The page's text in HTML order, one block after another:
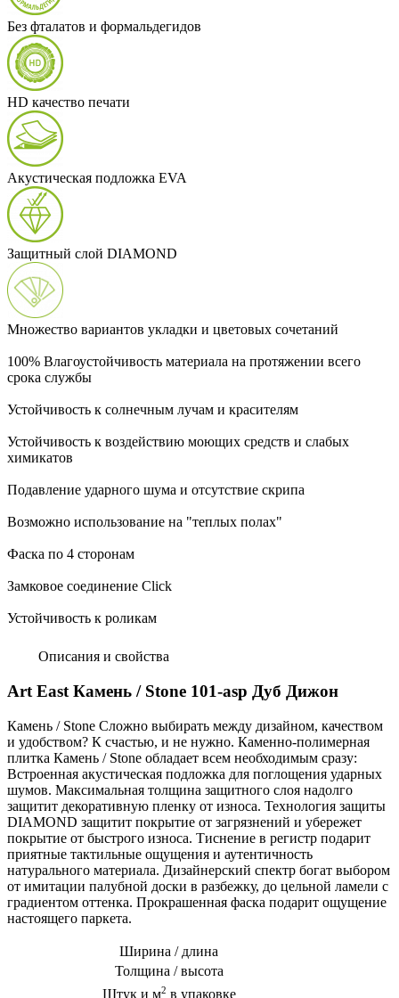
Без фталатов и формальдегидов
HD качество печати
Акустическая подложка EVA
Защитный слой DIAMOND
Множество вариантов укладки и цветовых сочетаний
100% Влагоустойчивость материала на протяжении всего
срока службы
Устойчивость к солнечным лучам и красителям
Устойчивость к воздействию моющих средств и слабых
химикатов
Подавление ударного шума и отсутствие скрипа
Возможно использование на "теплых полах"
Фаска по 4 сторонам
Замковое соединение Click
Устойчивость к роликам
Описания и свойства
Art East Камень / Stone 101-asp Дуб Дижон
Камень / Stone Сложно выбирать между дизайном, качеством
и удобством? К счастью, и не нужно. Каменно-полимерная
плитка Камень / Stone обладает всем необходимым сразу:
Встроенная акустическая подложка для поглощения ударных
шумов. Максимальная толщина защитного слоя надолго
защитит декоративную пленку от износа. Технология защиты
DIAMOND защитит покрытие от загрязнений и убережет
покрытие от быстрого износа. Тиснение в регистр подарит
приятные тактильные ощущения и аутентичность
натурального материала. Дизайнерский спектр богат выбором
от имитации палубной доски в разбежку, до цельной ламели с
градиентом оттенка. Прокрашенная фаска подарит ощущение
настоящего паркета.
Ширина / длина
Толщина / высота
Штук и м2 в упаковке